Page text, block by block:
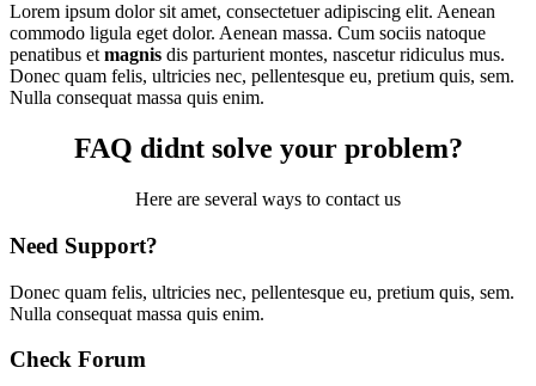
Lorem ipsum dolor sit amet, consectetuer adipiscing elit. Aenean
commodo ligula eget dolor. Aenean massa. Cum sociis natoque
penatibus etmagnis dis parturient montes, nascetur ridiculus mus.
Donec quam felis, ultricies nec, pellentesque eu, pretium quis, sem.
Nulla consequat massa quis enim.
FAQ didnt solve your problem?
Here are several ways to contact us
Need Support?
Donec quam felis, ultricies nec, pellentesque eu, pretium quis, sem.
Nulla consequat massa quis enim.
Check Forum